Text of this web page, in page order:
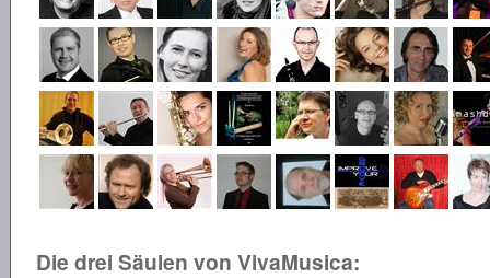
Die drei Säulen von VivaMusica: